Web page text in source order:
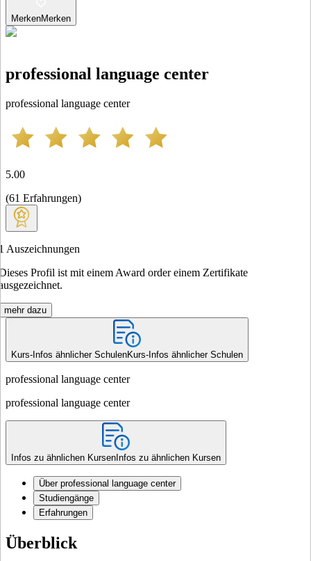
MerkenMerken
professional language center
professional language center
5.00
(61 Erfahrungen)
Auszeichnungen
Profil ist mit einem Award order einem Zertifikate
mehr dazu
Kurs-Infos ähnlicher SchulenKurs-Infos ähnlicher Schulen
professional language center
professional language center
Infos zu ähnlichen Kursen Infos zu ähnlichen Kursen
Über professional language center
Studiengänge
Erfahrungen
Überblick